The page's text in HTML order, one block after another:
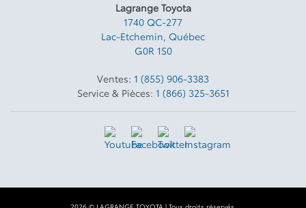
Lagrange Toyota
1740 QC-277
Lac-Etchemin, Québec
G0R 1S0
Ventes: 1 (855) 906-3383
Service & Pièces: 1 (866) 325-3651